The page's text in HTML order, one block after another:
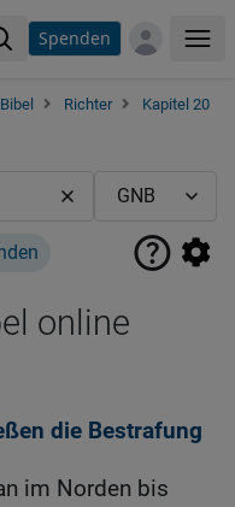
Spenden
Richter
Kapitel 20
online
die Bestrafung
im Norden bis